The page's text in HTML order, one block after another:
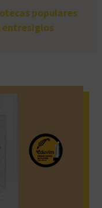
populares
entresiglos